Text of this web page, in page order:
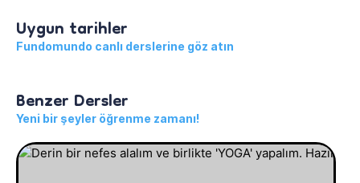
Uygun tarihler
Fundomundo canlı derslerine göz atın
Benzer Dersler
Yeni bir şeyler öğrenme zamanı!